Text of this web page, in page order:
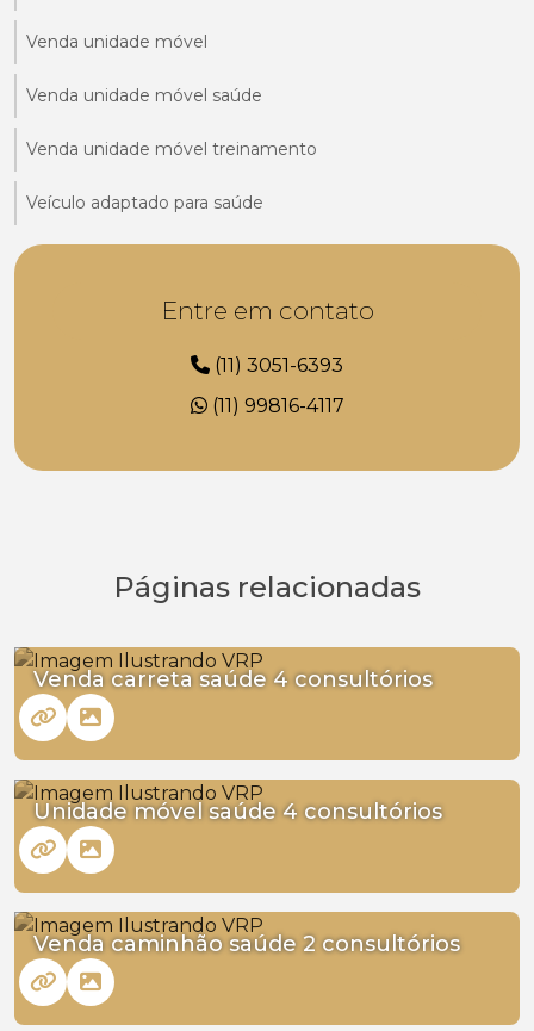
Venda unidade móvel
Venda unidade móvel saúde
Venda unidade móvel treinamento
Veículo adaptado para saúde
Entre em contato
(11) 3051-6393
(11) 99816-4117
Páginas relacionadas
Venda carreta saúde 4 consultórios
Unidade móvel saúde 4 consultórios
Venda caminhão saúde 2 consultórios